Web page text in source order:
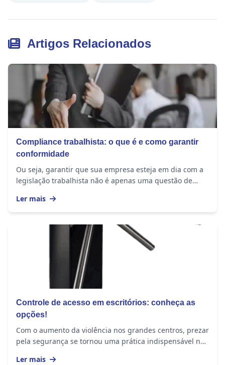
Artigos Relacionados
Compliance trabalhista: o que é e como garantir
conformidade
Ou seja, garantir que sua empresa esteja em dia com a
legislação trabalhista não é apenas uma questão de
Ler mais
Controle de acesso em escritórios: conheça as
opções!
Com o aumento da violência nos grandes centros, prezar
pela segurança se tornou uma prática indispensável no
Ler mais